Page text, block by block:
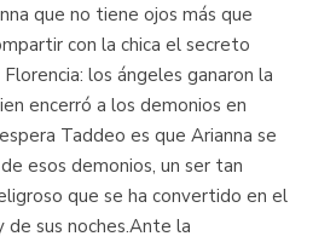
que no tiene ojos más que
con la chica el secreto
los ángeles ganaron la
encerró a los demonios en
Taddeo es que Arianna se
esos demonios, un ser tan
que se ha convertido en el
de sus noches.Ante la